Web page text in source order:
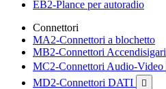
EB2-Plance per autoradio
Connettori
MA2-Connettori a blochetto
MB2-Connettori Accendisigari
MC2-Connettori Audio-Video
MD2-Connettori DATI 